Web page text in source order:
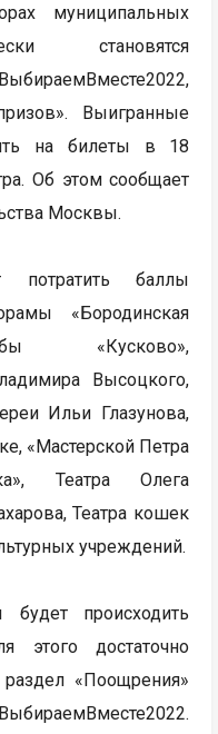
муниципальных
становятся
Выигранные
на билеты в 18
Об этом сообщает
Москвы.
баллы
«Бородинская
«Кусково»,
Высоцкого,
Ильи Глазунова,
«Мастерской Петра
Театра Олега
Театра кошек
учреждений.
происходить
этого достаточно
«Поощрения»